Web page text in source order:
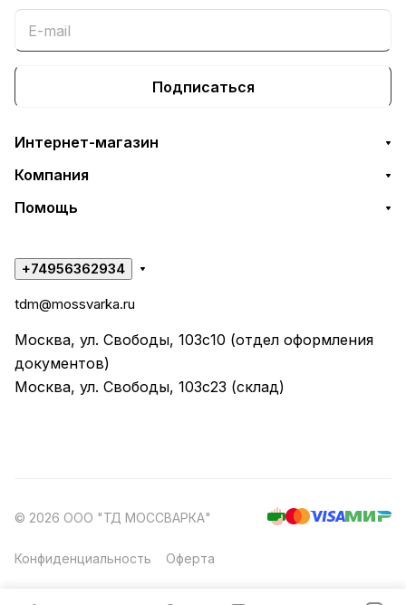
Подписаться
Интернет-магазин
Компания
Помощь
+74956362934
tdm@mossvarka.ru
Москва, ул. Свободы, 103с10 (отдел оформления
документов)
Москва, ул. Свободы, 103с23 (склад)
© 2026 ООО "ТД МОССВАРКА"
Конфиденциальность Оферта